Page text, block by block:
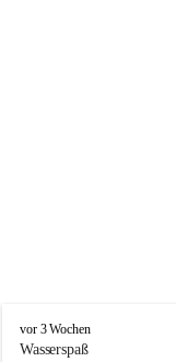
V
o
vor 3 Wochen
Wasserspaß